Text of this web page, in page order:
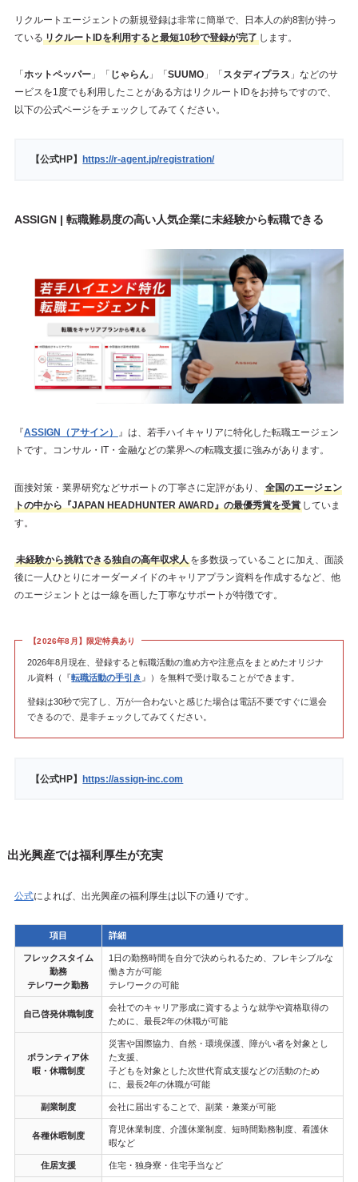
リクルートエージェントの新規登録は非常に簡単で、日本人の約8割が持っ
ている リクルートIDを利用すると最短10秒で登録が完了 します。
「 ホットペッパー」「 じゃらん」「 SUUMO」「 スタディプラス 」などのサ
ービスを1度でも利用したことがある方はリクルートIDをお持ちですので、
以下の公式ページをチェックしてみてください。
【公式HP】 https://r-agent.jp/registration/
ASSIGN | 転職難易度の高い人気企業に未経験から転職できる
『ASSIGN（アサイン） 』は、若手ハイキャリアに特化した転職エージェン
トです。コンサル・IT・金融などの業界への転職支援に強みがあります。
面接対策・業界研究などサポートの丁寧さに定評があり、
全国のエージェン
トの中から『JAPAN HEADHUNTER AWARD』の最優秀賞を受賞 していま
す。
未経験から挑戦できる独自の高年収求人を多数扱っていることに加え、面談
後に一人ひとりにオーダーメイドのキャリアプラン資料を作成するなど、他
のエージェントとは一線を画した丁寧なサポートが特徴です。
【2026年8月】限定特典あり
2026年8月現在、登録すると転職活動の進め方や注意点をまとめたオリジナ
ル資料（『転職活動の手引き 』）を無料で受け取ることができます。
登録は30秒で完了し、万が一合わないと感じた場合は電話不要ですぐに退会
できるので、是非チェックしてみてください。
【公式HP】https://assign-inc.com
出光興産では福利厚生が充実
公式によれば、出光興産の福利厚生は以下の通りです。
項目 詳細
フレックスタイム
勤務
テレワーク勤務
1日の勤務時間を自分で決められるため、フレキシブルな
働き方が可能
テレワークの可能
自己啓発休職制度
会社でのキャリア形成に資するような就学や資格取得の
ために、最長2年の休職が可能
ボランティア休
暇・休職制度
災害や国際協力、自然・環境保護、障がい者を対象とし
た支援、
子どもを対象とした次世代育成支援などの活動のため
に、最長2年の休職が可能
副業制度 会社に届出することで、副業・兼業が可能
各種休暇制度
育児休業制度、介護休業制度、短時間勤務制度、看護休
暇など
住居支援 住宅・独身寮・住宅手当など